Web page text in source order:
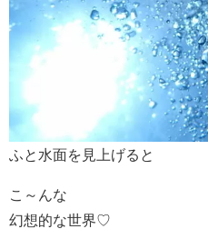
ふと水面を見上げると
こ～んな
幻想的な世界♡